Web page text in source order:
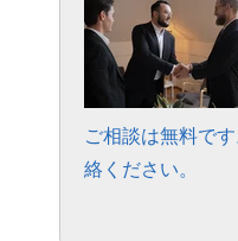
ご相談は無料で
絡ください。